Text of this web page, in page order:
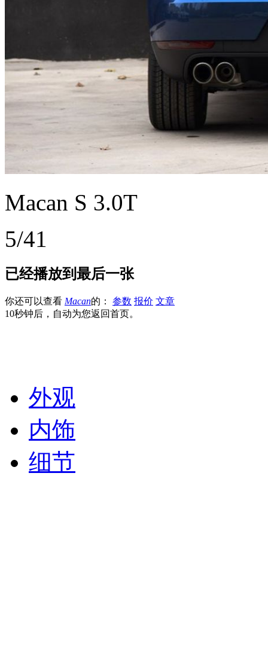
Macan S 3.0T
5/41
已经播放到最后一张
你还可以查看 Macan的： 参数 报价 文章
10秒钟后，自动为您返回首页。
外观
内饰
细节